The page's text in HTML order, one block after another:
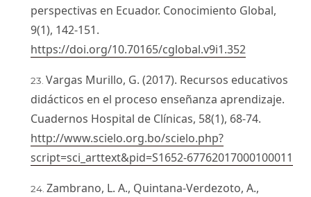
perspectivas en Ecuador. Conocimiento Global,
9(1), 142-151.
https://doi.org/10.70165/cglobal.v9i1.352
Vargas Murillo, G. (2017). Recursos educativos
didácticos en el proceso enseñanza aprendizaje.
Cuadernos Hospital de Clínicas, 58(1), 68-74.
http://www.scielo.org.bo/scielo.php?
script=sci_arttext&pid=S1652-67762017000100011
Zambrano, L. A., Quintana-Verdezoto, A.,